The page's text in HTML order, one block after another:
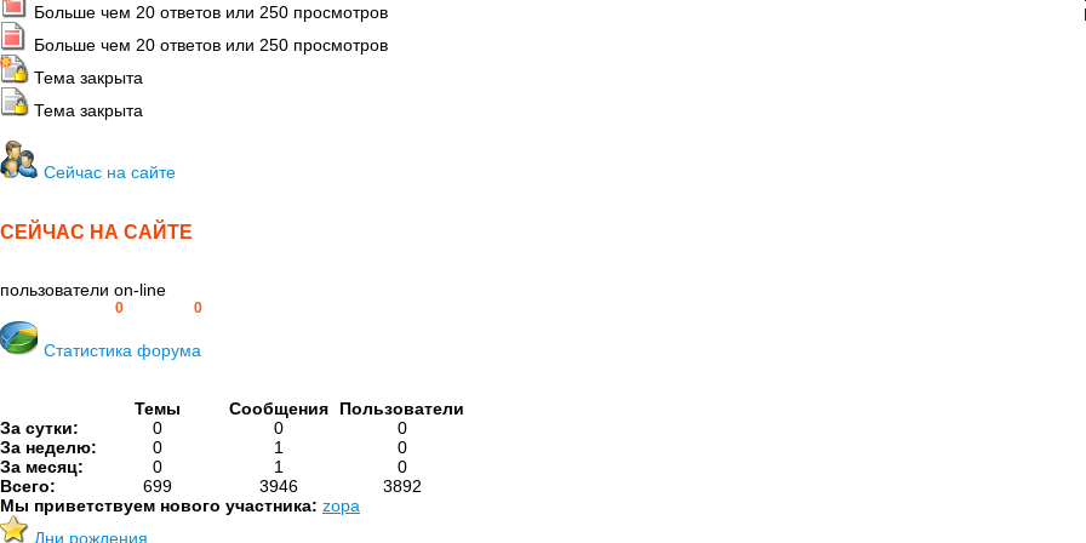
Больше чем 20 ответов или 250 просмотров
Больше чем 20 ответов или 250 просмотров
Тема закрыта
Тема закрыта
Сейчас на сайте
СЕЙЧАС НА САЙТЕ
пользователи on-line
0 0
Статистика форума
Темы Сообщения
Пользователи
За сутки:
0 0
0
За неделю:
0 1
0
За месяц:
0 1
0
Всего:
699 3946
3892
Мы приветствуем нового участника: zopa
Дни рождения